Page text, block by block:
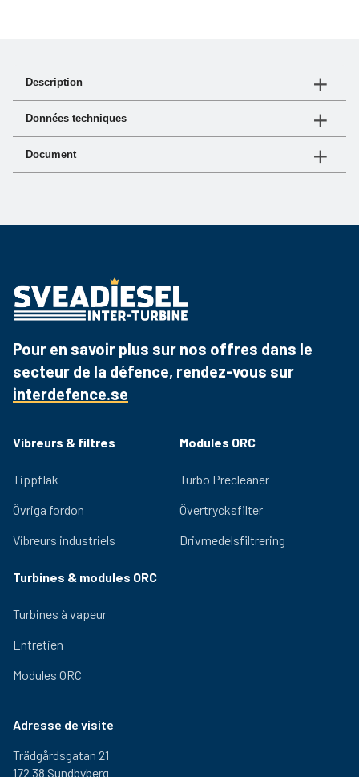
Description
lock och filterhus. Vid service eller filterbyte
systemets täthet och driftsäkerhet.
Données techniques
N° d'article
Document
Pour en savoir plus sur nos offres dans le
secteur de la défence, rendez-vous sur
interdefence.se
Vibreurs & filtres
Tippflak
Övriga fordon
Vibreurs industriels
Modules ORC
Turbo Precleaner
Övertrycksfilter
Drivmedelsfiltrering
Turbines & modules ORC
Turbines à vapeur
Entretien
Modules ORC
Adresse de visite
Trädgårdsgatan 21
172 38 Sundbyberg